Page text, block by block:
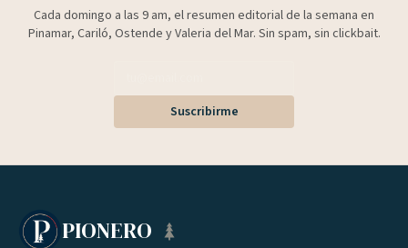
Cada domingo a las 9 am, el resumen editorial de la semana en
Pinamar, Cariló, Ostende y Valeria del Mar. Sin spam, sin clickbait.
Suscribirme
PIONERO